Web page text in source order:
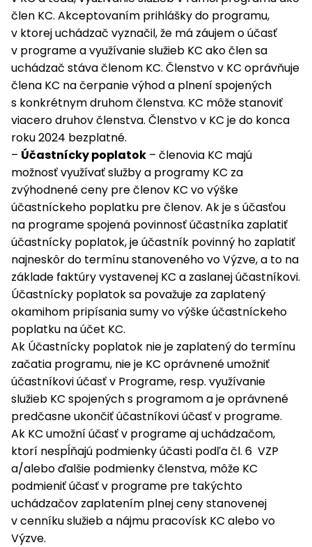
člen KC. Akceptovaním prihlášky do programu,
v ktorej uchádzač vyznačil, že má záujem o účasť
v programe a využívanie služieb KC ako člen sa
uchádzač stáva členom KC. Členstvo v KC oprávňuje
člena KC na čerpanie výhod a plnení spojených
s konkrétnym druhom členstva. KC môže stanoviť
viacero druhov členstva. Členstvo v KC je do konca
roku 2024 bezplatné.
– Účastnícky poplatok – členovia KC majú
možnosť využívať služby a programy KC za
zvýhodnené ceny pre členov KC vo výške
účastníckeho poplatku pre členov. Ak je s účasťou
na programe spojená povinnosť účastníka zaplatiť
účastnícky poplatok, je účastník povinný ho zaplatiť
najneskôr do termínu stanoveného vo Výzve, a to na
základe faktúry vystavenej KC a zaslanej účastníkovi.
Účastnícky poplatok sa považuje za zaplatený
okamihom pripísania sumy vo výške účastníckeho
poplatku na účet KC.
Ak Účastnícky poplatok nie je zaplatený do termínu
začatia programu, nie je KC oprávnené umožniť
účastníkovi účasť v Programe, resp. využívanie
služieb KC spojených s programom a je oprávnené
predčasne ukončiť účastníkovi účasť v programe.
Ak KC umožní účasť v programe aj uchádzačom,
ktorí nespĺňajú podmienky účasti podľa čl. 6 VZP
a/alebo ďalšie podmienky členstva, môže KC
podmieniť účasť v programe pre takýchto
uchádzačov zaplatením plnej ceny stanovenej
v cenníku služieb a nájmu pracovísk KC alebo vo
Výzve.